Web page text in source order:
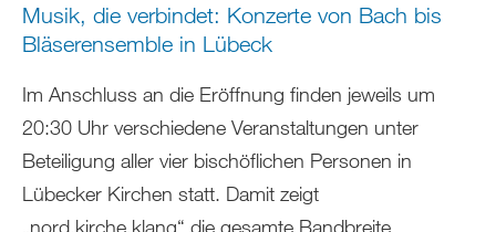
Musik, die verbindet: Konzerte von Bach bis
Bläserensemble in Lübeck
Im Anschluss an die Eröffnung finden jeweils um
20:30 Uhr verschiedene Veranstaltungen unter
Beteiligung aller vier bischöflichen Personen in
Lübecker Kirchen statt. Damit zeigt
„nord.kirche.klang“ die gesamte Bandbreite